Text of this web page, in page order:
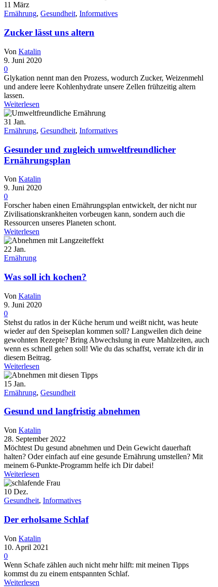
11 März
Ernährung, Gesundheit, Informatives
Zucker lässt uns altern
Von Katalin
9. Juni 2020
0
Glykation nennt man den Prozess, wodurch Zucker, Weizenmehl
und andere leere Kohlenhydrate unsere Zellen frühzeitig altern
lassen.
Weiterlesen
31 Jan.
Ernährung, Gesundheit, Informatives
Gesunder und zugleich umweltfreundlicher
Ernährungsplan
Von Katalin
9. Juni 2020
0
Forscher haben einen Ernährungsplan entwickelt, der nicht nur
Zivilisationskrankheiten vorbeugen kann, sondern auch die
Ressourcen unseres Planeten schont.
Weiterlesen
22 Jan.
Ernährung
Was soll ich kochen?
Von Katalin
9. Juni 2020
0
Stehst du ratlos in der Küche herum und weißt nicht, was heute
wieder auf den Speiseplan kommen soll? Langweilen dich deine
gewohnten Rezepte? Bring Abwechslung in eure Mahlzeiten, auch
wenn es schnell gehen soll! Wie du das schaffst, verrate ich dir in
diesem Beitrag.
Weiterlesen
15 Jan.
Ernährung, Gesundheit
Gesund und langfristig abnehmen
Von Katalin
28. September 2022
Möchtest Du gesund abnehmen und Dein Gewicht dauerhaft
halten? Oder einfach auf eine gesunde Ernährung umstellen? Mit
meinem 6-Punkte-Programm helfe ich Dir dabei!
Weiterlesen
10 Dez.
Gesundheit, Informatives
Der erholsame Schlaf
Von Katalin
10. April 2021
0
Wenn Schafe zählen auch nicht mehr hilft: mit meinen Tipps
kommst du zu einem entspannten Schlaf.
Weiterlesen